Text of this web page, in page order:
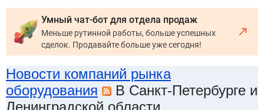
Умный чат-бот для отдела продаж
Меньше рутинной работы, больше успешных
сделок. Продавайте больше уже сегодня!
Новости компаний рынка
оборудования
В Санкт-Петербурге и
Ленинградской области